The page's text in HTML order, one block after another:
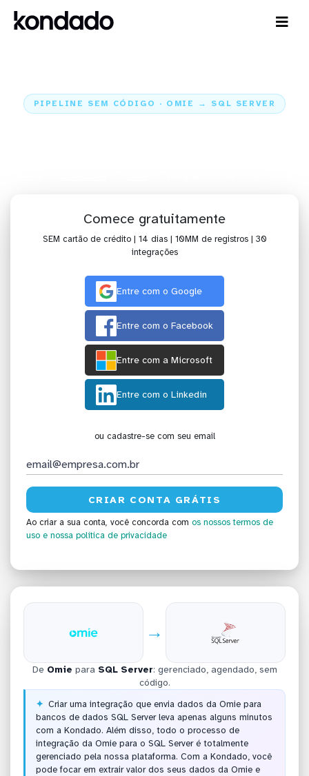
PIPELINE SEM CÓDIGO · OMIE → SQL SERVER
Comece gratuitamente
SEM cartão de crédito | 14 dias | 10MM de registros | 30
integrações
Entre com o Google
Entre com o Facebook
Entre com a Microsoft
Entre com o Linkedin
ou cadastre-se com seu email
Ao criar a sua conta, você concorda com os nossos termos de
uso e nossa política de privacidade
→
De Omie para SQL Server: gerenciado, agendado, sem
código.
Criar uma integração que envia dados da Omie para
bancos de dados SQL Server leva apenas alguns minutos
com a Kondado. Além disso, todo o processo de
integração da Omie para o SQL Server é totalmente
gerenciado pela nossa plataforma. Com a Kondado, você
pode focar em extrair valor dos seus dados da Omie e